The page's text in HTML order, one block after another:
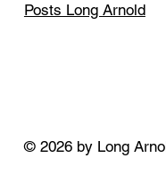
Posts Long Arnold
© 2026 by Long